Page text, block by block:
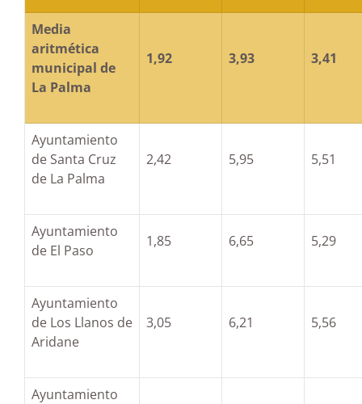
Media
aritmética
municipal de
La Palma
1,92 3,93 3,41
Ayuntamiento
de Santa Cruz
de La Palma
2,42 5,95 5,51
Ayuntamiento
de El Paso
1,85 6,65 5,29
Ayuntamiento
de Los Llanos de
Aridane
3,05 6,21 5,56
Ayuntamiento